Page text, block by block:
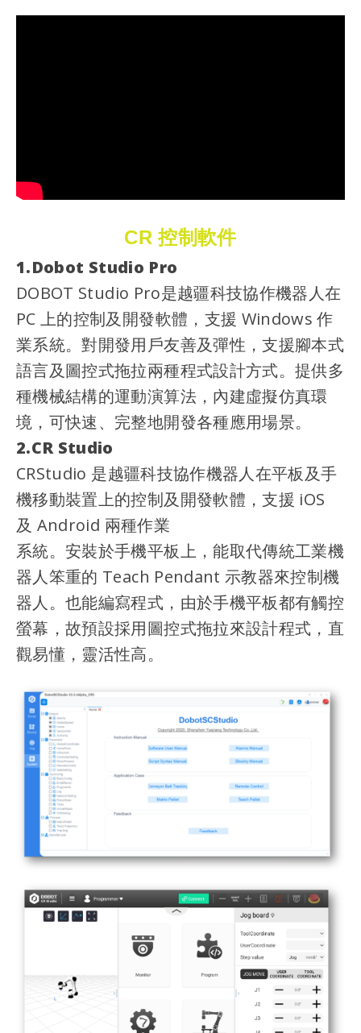
CR 控制軟件
1.Dobot Studio Pro
DOBOT Studio Pro是越疆科技協作機器人在
PC 上的控制及開發軟體，支援 Windows 作
業系統。對開發用戶友善及彈性，支援腳本式
語言及圖控式拖拉兩種程式設計方式。提供多
種機械結構的運動演算法，內建虛擬仿真環
境，可快速、完整地開發各種應用場景。
2.CR Studio
CRStudio 是越疆科技協作機器人在平板及手
機移動裝置上的控制及開發軟體，支援 iOS
及 Android 兩種作業
系統。安裝於手機平板上，能取代傳統工業機
器人笨重的 Teach Pendant 示教器來控制機
器人。也能編寫程式，由於手機平板都有觸控
螢幕，故預設採用圖控式拖拉來設計程式，直
觀易懂，靈活性高。